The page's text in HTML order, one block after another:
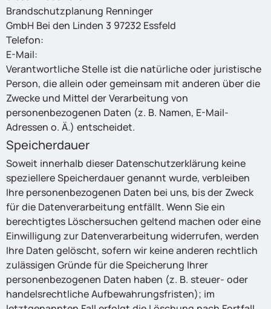
Brandschutzplanung Renninger
GmbH Bei den Linden 3 97232 Essfeld
Telefon:
E-Mail:
Verantwortliche Stelle ist die natürliche oder juristische
Person, die allein oder gemeinsam mit anderen über die
Zwecke und Mittel der Verarbeitung von
personenbezogenen Daten (z. B. Namen, E-Mail-
Adressen o. Ä.) entscheidet.
Speicherdauer
Soweit innerhalb dieser Datenschutzerklärung keine
speziellere Speicherdauer genannt wurde, verbleiben
Ihre personenbezogenen Daten bei uns, bis der Zweck
für die Datenverarbeitung entfällt. Wenn Sie ein
berechtigtes Löschersuchen geltend machen oder eine
Einwilligung zur Datenverarbeitung widerrufen, werden
Ihre Daten gelöscht, sofern wir keine anderen rechtlich
zulässigen Gründe für die Speicherung Ihrer
personenbezogenen Daten haben (z. B. steuer- oder
handelsrechtliche Aufbewahrungsfristen); im